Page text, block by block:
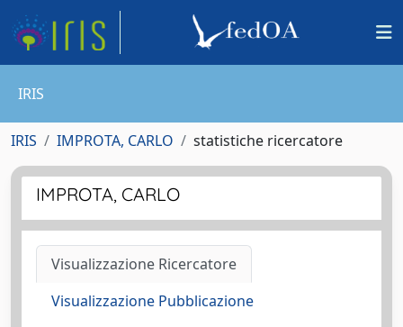
IRIS
IRIS IMPROTA, CARLO statistiche ricercatore
IMPROTA, CARLO
Visualizzazione Ricercatore
Visualizzazione Pubblicazione